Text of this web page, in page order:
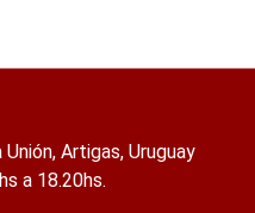
Artigas, Uruguay
a 18.20hs.